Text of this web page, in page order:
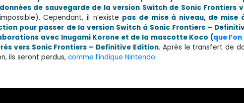
de sauvegarde de la version Switch de Sonic Frontiers
Cependant, il n’existe pas de mise à niveau, de mise
pour passer de la version Switch à Sonic Frontiers –
avec Inugami Korone et de la mascotte Koco (que
vers Sonic Frontiers – Definitive Edition. Après le transfert de
ils seront perdus, comme l’indique Nintendo.